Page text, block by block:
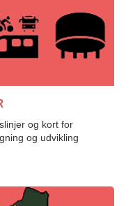
og kort for
og udvikling